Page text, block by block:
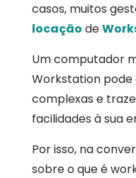
casos, muitos
locação de
Um computador
Workstation pode
complexas e
facilidades à sua
Por isso, na
sobre o que é